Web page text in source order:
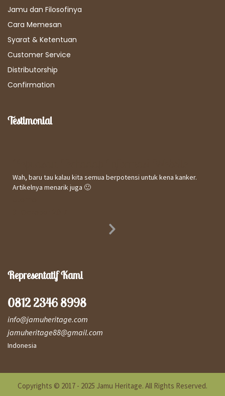
Jamu dan Filosofinya
Cara Memesan
Syarat & Ketentuan
Customer Service
Distributorship
Confirmation
Testimonial
Wah, baru tau kalau kita semua berpotensi untuk kena kanker.
Artikelnya menarik juga 🙂
Representatif Kami
0812 2346 8998
info@jamuheritage.com
jamuheritage88@gmail.com
Indonesia
Copyrights © 2017 - 2025 Jamu Heritage. All Rights Reserved.